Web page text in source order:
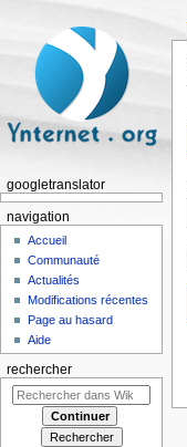
googletranslator
navigation
Accueil
Communauté
Actualités
Modifications récentes
Page au hasard
Aide
rechercher